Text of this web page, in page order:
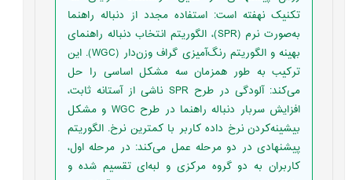
تکنیک نهفته است: استفاده مجدد از دنباله راهنما
به‌صورت نرم (SPR)، الگوریتم انتخاب دنباله راهنمای
بهینه و الگوریتم رنگ‌آمیزی گراف وزن‌دار (WGC). این
ترکیب به طور همزمان سه مشکل اساسی را حل
می‌کند: آلودگی در طرح SPR ناشی از آستانه ثابت،
افزایش سربار دنباله راهنما در طرح WGC و مشکل
بیشینه‌کردن نرخ داده کاربر با کمترین نرخ. الگوریتم
پیشنهادی در دو مرحله عمل می‌کند: در مرحله اول،
کاربران به دو گروه مرکزی و لبه‌ای تقسیم شده و